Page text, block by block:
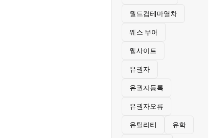
월드컵테마열차
웨스 무어
웹사이트
유권자
유권자등록
유권자오류
유틸리티 유학